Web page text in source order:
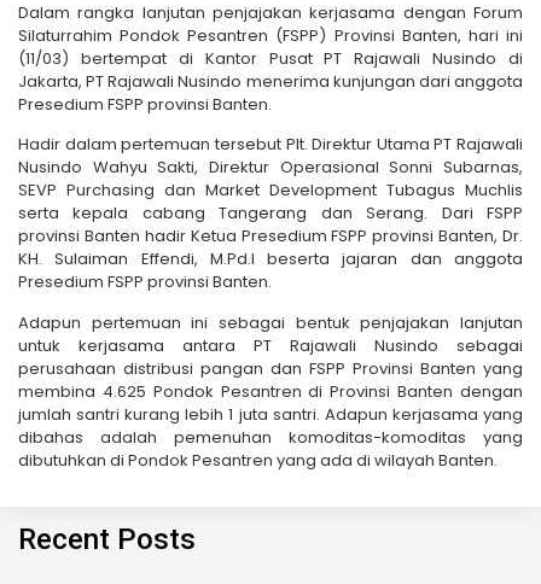
Dalam rangka lanjutan penjajakan kerjasama dengan Forum
Silaturrahim Pondok Pesantren (FSPP) Provinsi Banten, hari ini
(11/03) bertempat di Kantor Pusat PT Rajawali Nusindo di
Jakarta, PT Rajawali Nusindo menerima kunjungan dari anggota
Presedium FSPP provinsi Banten.
Hadir dalam pertemuan tersebut Plt. Direktur Utama PT Rajawali
Nusindo Wahyu Sakti, Direktur Operasional Sonni Subarnas,
SEVP Purchasing dan Market Development Tubagus Muchlis
serta kepala cabang Tangerang dan Serang. Dari FSPP
provinsi Banten hadir Ketua Presedium FSPP provinsi Banten, Dr.
KH. Sulaiman Effendi, M.Pd.I beserta jajaran dan anggota
Presedium FSPP provinsi Banten.
Adapun pertemuan ini sebagai bentuk penjajakan lanjutan
untuk kerjasama antara PT Rajawali Nusindo sebagai
perusahaan distribusi pangan dan FSPP Provinsi Banten yang
membina 4.625 Pondok Pesantren di Provinsi Banten dengan
jumlah santri kurang lebih 1 juta santri. Adapun kerjasama yang
dibahas adalah pemenuhan komoditas-komoditas yang
dibutuhkan di Pondok Pesantren yang ada di wilayah Banten.
Recent Posts